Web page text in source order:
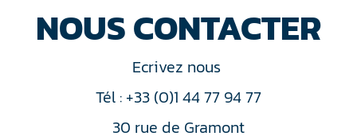
NOUS CONTACTER
Ecrivez nous
Tél : +33 (0)1 44 77 94 77
30 rue de Gramont